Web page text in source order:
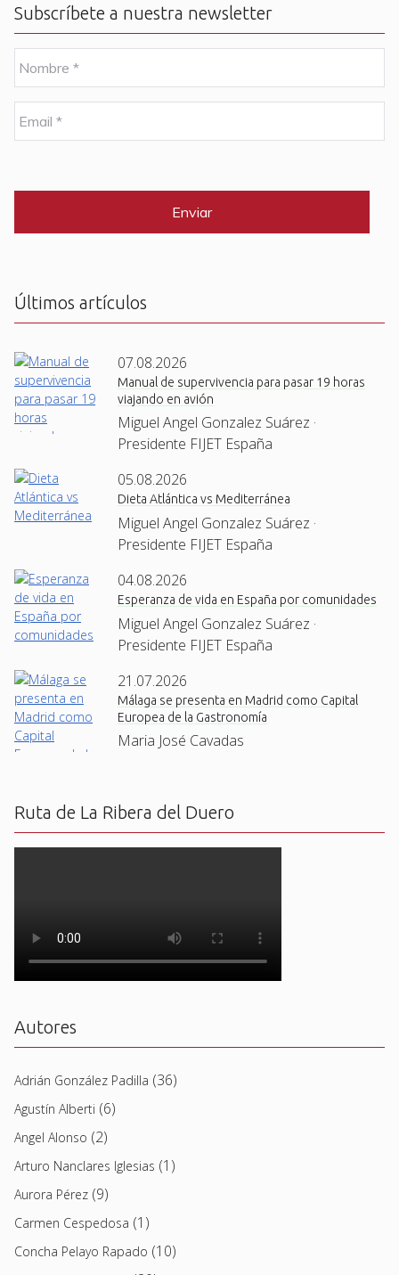
Subscríbete a nuestra newsletter
o
m
e
m
a
C
Últimos artículos
07.08.2026
Manual de supervivencia para pasar 19 horas
viajando en avión
Miguel Angel Gonzalez Suárez ·
Presidente FIJET España
05.08.2026
Dieta Atlántica vs Mediterránea
Miguel Angel Gonzalez Suárez ·
Presidente FIJET España
04.08.2026
Esperanza de vida en España por comunidades
Miguel Angel Gonzalez Suárez ·
Presidente FIJET España
21.07.2026
Málaga se presenta en Madrid como Capital
Europea de la Gastronomía
Maria José Cavadas
Ruta de La Ribera del Duero
Autores
Adrián González Padilla (36)
Agustín Alberti (6)
Angel Alonso (2)
Arturo Nanclares Iglesias (1)
Aurora Pérez (9)
Carmen Cespedosa (1)
Concha Pelayo Rapado (10)